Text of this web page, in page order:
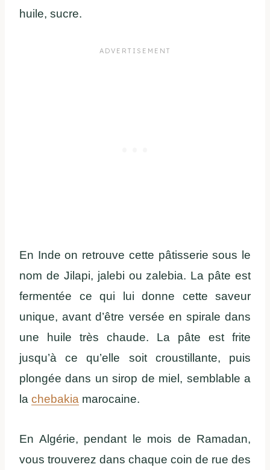
huile, sucre.
En Inde on retrouve cette pâtisserie sous le
nom de Jilapi, jalebi ou zalebia. La pâte est
fermentée ce qui lui donne cette saveur
unique, avant d’être versée en spirale dans
une huile très chaude. La pâte est frite
jusqu’à ce qu’elle soit croustillante, puis
plongée dans un sirop de miel, semblable a
la chebakia marocaine.
En Algérie, pendant le mois de Ramadan,
vous trouverez dans chaque coin de rue des